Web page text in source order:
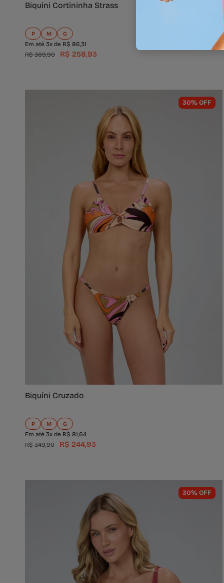
Biquíni Cortininha Strass
P M G
Em até 3x de R$ 86,31
R$ 369,90
R$ 258,93
30% OFF
Biquíni Cruzado
P M G
Em até 3x de R$ 81,64
R$ 349,90
R$ 244,93
30% OFF